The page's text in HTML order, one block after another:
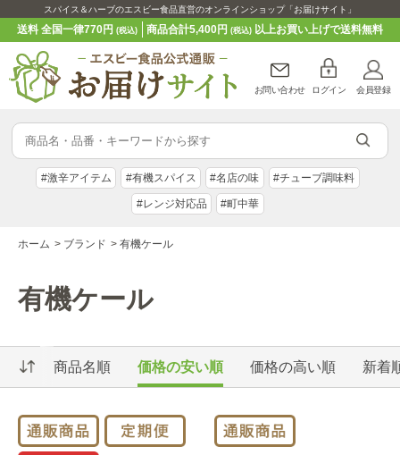
スパイス＆ハーブのエスビー食品直営のオンラインショップ「お届けサイト」
送料 全国一律770円(税込) 商品合計5,400円 (税込)以上お買い上げで送料無料
お問い合わせ ログイン 会員登録
#激辛アイテム #有機スパイス #名店の味 #チューブ調味料
#レンジ対応品 #町中華
ホーム > ブランド > 有機ケール
有機ケール
商品名順 価格の安い順 価格の高い順 新着